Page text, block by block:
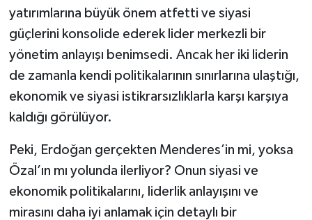
yatırımlarına büyük önem atfetti ve siyasi
güçlerini konsolide ederek lider merkezli bir
yönetim anlayışı benimsedi. Ancak her iki liderin
de zamanla kendi politikalarının sınırlarına ulaştığı,
ekonomik ve siyasi istikrarsızlıklarla karşı karşıya
kaldığı görülüyor.
Peki, Erdoğan gerçekten Menderes’in mi, yoksa
Özal’ın mı yolunda ilerliyor? Onun siyasi ve
ekonomik politikalarını, liderlik anlayışını ve
mirasını daha iyi anlamak için detaylı bir